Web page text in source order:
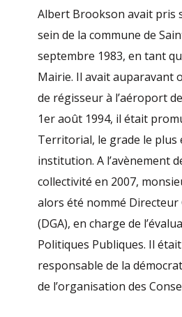
Albert Brookson avait pris
sein de la commune de
septembre 1983, en tant
Mairie. Il avait auparavant
de régisseur à l’aéroport
1er août 1994, il était
Territorial, le grade le plus
institution. A l’avènement
collectivité en 2007,
alors été nommé Directeur
(DGA), en charge de
Politiques Publiques. Il
responsable de la
de l’organisation des